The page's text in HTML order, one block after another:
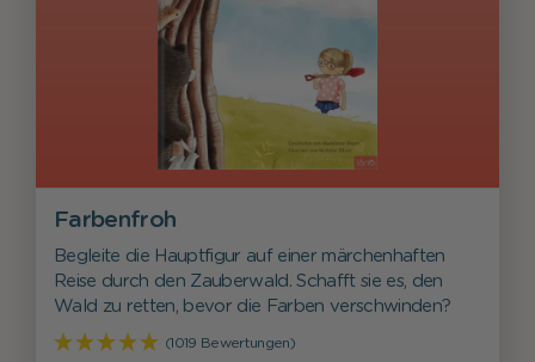
Farbenfroh
Begleite die Hauptfigur auf einer märchenhaften
Reise durch den Zauberwald. Schafft sie es, den
Wald zu retten, bevor die Farben verschwinden?
(1019 Bewertungen)